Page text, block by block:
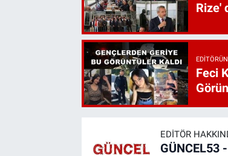
Rize'
Feci
EDITÖR
GÜNCEL53